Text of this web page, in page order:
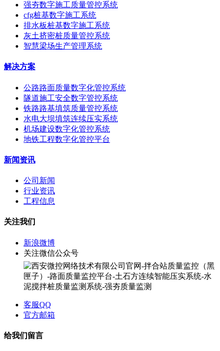
强夯数字施工质量管控系统
cfg桩基数字施工系统
排水板桩基数字施工系统
灰土挤密桩质量管控系统
智慧梁场生产管理系统
解决方案
公路路面质量数字化管控系统
隧道施工安全数字管控系统
铁路路基填筑质量管控系统
水电大坝填筑连续压实系统
机场建设数字化管控系统
地铁工程数字化管控平台
新闻资讯
公司新闻
行业资讯
工程信息
关注我们
新浪微博
关注微信公众号
客服QQ
官方邮箱
给我们留言